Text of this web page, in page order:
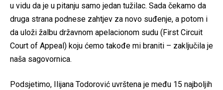
u vidu da je u pitanju samo jedan tužilac. Sada čekamo da
druga strana podnese zahtjev za novo suđenje, a potom i
da uloži žalbu državnom apelacionom sudu (First Circuit
Court of Appeal) koju ćemo takođe mi braniti – zaključila je
naša sagovornica.
Podsjetimo, Ilijana Todorović uvrštena je među 15 najboljih